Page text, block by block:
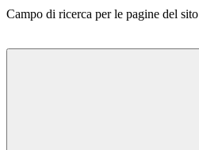
Campo di ricerca per le pagine del sito